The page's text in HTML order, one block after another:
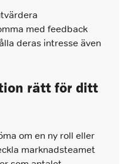
med feedback
deras intresse även
rätt för ditt
om en ny roll eller
marknadsteamet